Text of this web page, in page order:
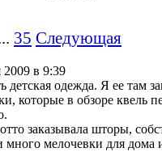
35 Следующая
2009 в 9:39
детская одежда. Я ее там
которые в обзоре квель
заказывала шторы,
много мелочевки для дома